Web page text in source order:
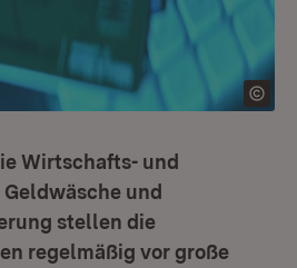
Wirtschafts- und
und
stellen die
regelmäßig vor große